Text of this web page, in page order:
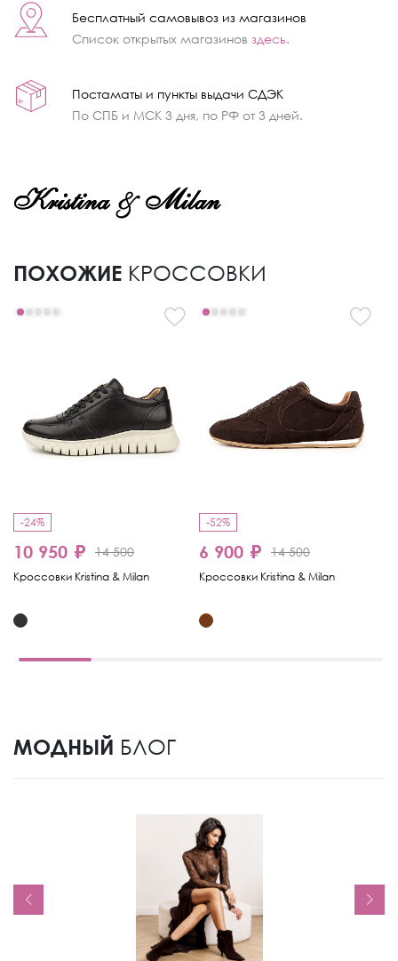
Бесплатный самовывоз из магазинов
Список открытых магазинов здесь.
Постаматы и пункты выдачи СДЭК
По СПБ и МСК 3 дня, по РФ от 3 дней.
ПОХОЖИЕ КРОССОВКИ
-24%
10 950 ₽ 14 500
Кроссовки Kristina & Milan
-52%
6 900 ₽ 14 500
Кроссовки Kristina & Milan
МОДНЫЙ БЛОГ